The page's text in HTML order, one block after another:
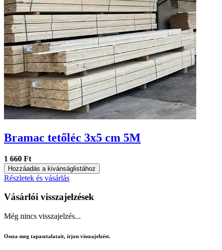
Bramac tetőléc 3x5 cm 5M
1 660 Ft
Hozzáadás a kivánságlistához
Részletek és vásárlás
Vásárlói visszajelzések
Még nincs visszajelzés...
Ossza meg tapasztalatait, írjon visszajelzést.